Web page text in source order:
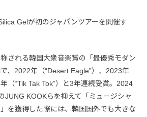
Gelが初のジャパンツアーを開催す
される韓国大衆音楽賞の「最優秀モダン
、2022年（“Desert Eagle”）、2023年
年（“Tik Tak Tok”）と3年連続受賞。2024
JUNG KOOKらを抑えて「ミュージシャ
を獲得した際には、韓国国外でも大きな